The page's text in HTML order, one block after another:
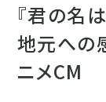
『君の名
地元への
ニメCM